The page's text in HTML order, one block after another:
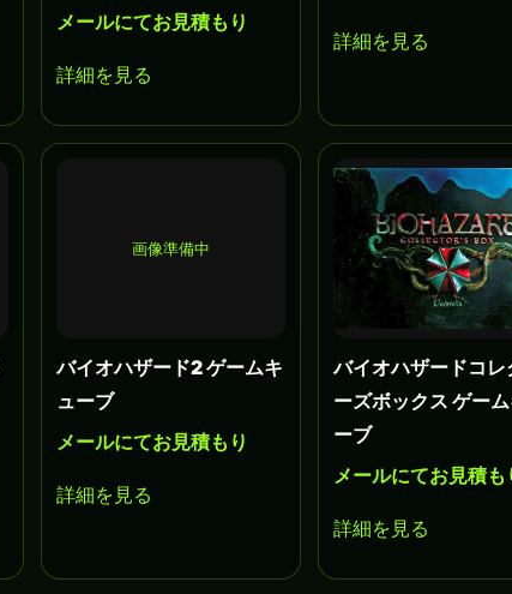
メールにてお見積もり
詳細を見る
詳細を見る
画像準備中
バイオハザード2 ゲームキ
ューブ
メールにてお見積もり
詳細を見る
バイオハザードコレ
ーズボックス ゲー
ーブ
メールにてお見積も
詳細を見る